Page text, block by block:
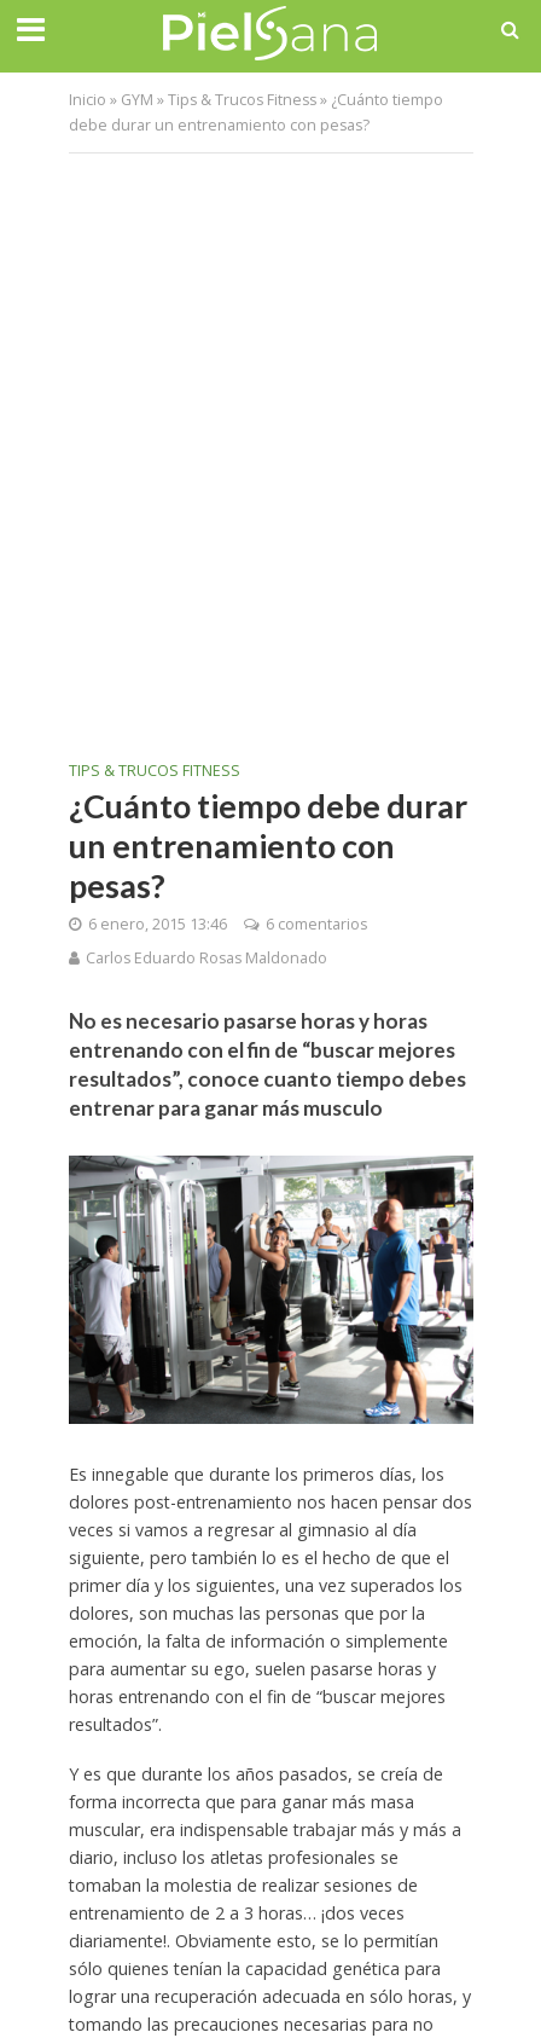
Inicio » GYM »Tips & Trucos Fitness» ¿Cuánto tiempo
debe durar un entrenamiento con pesas?
TIPS & TRUCOS FITNESS
¿Cuánto tiempo debe durar
un entrenamiento con
pesas?
6 enero, 2015 13:46
6 comentarios
Carlos Eduardo Rosas Maldonado
No es necesario pasarse horas y horas
entrenando con el fin de “buscar mejores
resultados”, conoce cuanto tiempo debes
entrenar para ganar más musculo
Es innegable que durante los primeros días, los
dolores post-entrenamiento nos hacen pensar dos
veces si vamos a regresar al gimnasio al día
siguiente, pero también lo es el hecho de que el
primer día y los siguientes, una vez superados los
dolores, son muchas las personas que por la
emoción, la falta de información o simplemente
para aumentar su ego, suelen pasarse horas y
horas entrenando con el fin de “buscar mejores
resultados”.
Y es que durante los años pasados, se creía de
forma incorrecta que para ganar más masa
muscular, era indispensable trabajar más y más a
diario, incluso los atletas profesionales se
tomaban la molestia de realizar sesiones de
entrenamiento de 2 a 3 horas… ¡dos veces
diariamente!. Obviamente esto, se lo permitían
sólo quienes tenían la capacidad genética para
lograr una recuperación adecuada en sólo horas, y
tomando las precauciones necesarias para no